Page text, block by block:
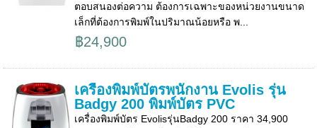
ตอบสนองต่อความ ต้องการเฉพาะของหน่วยงานขนาด
เล็กที่ต้องการพิมพ์ในปริมาณน้อยหรือ พ...
฿24,900
เครื่องพิมพ์บัตรพนักงาน Evolis รุ่น
Badgy 200 พิมพ์บัตร PVC
เครื่องพิมพ์บัตร Evolisรุ่นBadgy 200 ราคา 34,900